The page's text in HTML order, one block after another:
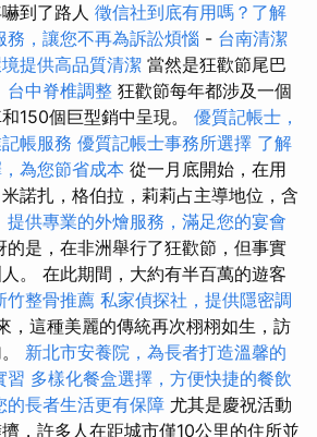
到了路人 徵信社到底有用嗎？了解
務，讓您不再為訴訟煩惱 - 台南清潔
提供高品質清潔 當然是狂歡節尾巴
台中脊椎調整 狂歡節每年都涉及一個
150個巨型銷中呈現。 優質記帳士，
帳服務 優質記帳士事務所選擇 了解
為您節省成本 從一月底開始，在用
諾扎，格伯拉，莉莉占主導地位，含
提供專業的外燴服務，滿足您的宴會
的是，在非洲舉行了狂歡節，但事實
。 在此期間，大約有半百萬的遊客
竹整骨推薦 私家偵探社，提供隱密調
，這種美麗的傳統再次栩栩如生，訪
新北市安養院，為長者打造溫馨的
習 多樣化餐盒選擇，方便快捷的餐飲
的長者生活更有保障 尤其是慶祝活動
，許多人在距城市僅10公里的住所並